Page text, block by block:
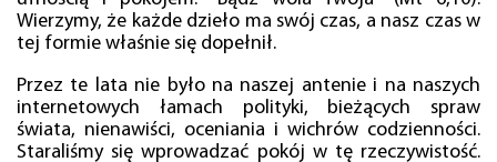
Wierzymy, że każde dzieło ma swój czas, a nasz czas w
tej formie właśnie się dopełnił.
Przez te lata nie było na naszej antenie i na naszych
internetowych łamach polityki, bieżących spraw
świata, nienawiści, oceniania i wichrów codzienności.
Staraliśmy się wprowadzać pokój w tę rzeczywistość.